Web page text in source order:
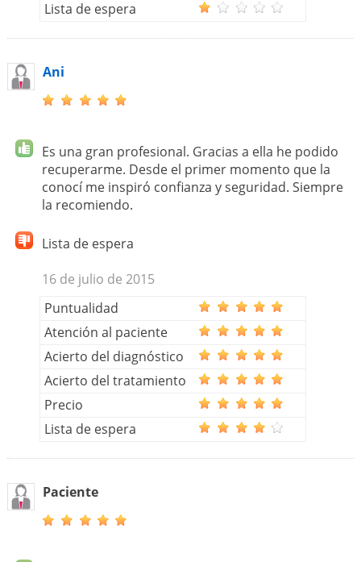
Lista de espera
Ani
Es una gran profesional. Gracias a ella he podido
recuperarme. Desde el primer momento que la
conocí me inspiró confianza y seguridad. Siempre
la recomiendo.
Lista de espera
16 de julio de 2015
Puntualidad
Atención al paciente
Acierto del diagnóstico
Acierto del tratamiento
Precio
Lista de espera
Paciente